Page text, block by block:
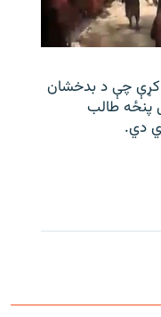
کړې چې د بدخشان
پنځه طالب
دي.